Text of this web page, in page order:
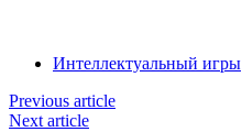
Интеллектуальный игры
Previous article
Next article